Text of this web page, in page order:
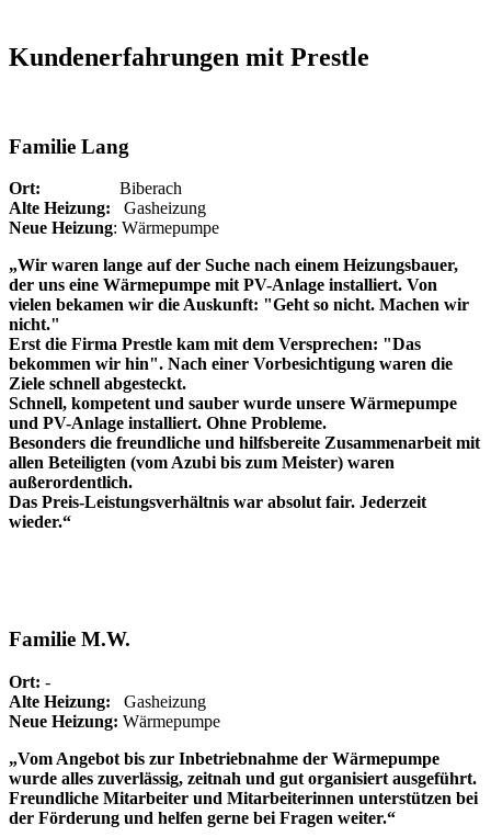
Kundenerfahrungen mit Prestle
Familie Lang
Ort: Biberach
Alte Heizung: Gasheizung
Neue Heizung: Wärmepumpe
„Wir waren lange auf der Suche nach einem Heizungsbauer,
der uns eine Wärmepumpe mit PV-Anlage installiert. Von
vielen bekamen wir die Auskunft: "Geht so nicht. Machen wir
nicht."
Erst die Firma Prestle kam mit dem Versprechen: "Das
bekommen wir hin". Nach einer Vorbesichtigung waren die
Ziele schnell abgesteckt.
Schnell, kompetent und sauber wurde unsere Wärmepumpe
und PV-Anlage installiert. Ohne Probleme.
Besonders die freundliche und hilfsbereite Zusammenarbeit mit
allen Beteiligten (vom Azubi bis zum Meister) waren
außerordentlich.
Das Preis-Leistungsverhältnis war absolut fair. Jederzeit
wieder.“
Familie M.W.
Ort: -
Alte Heizung: Gasheizung
Neue Heizung: Wärmepumpe
„Vom Angebot bis zur Inbetriebnahme der Wärmepumpe
wurde alles zuverlässig, zeitnah und gut organisiert ausgeführt.
Freundliche Mitarbeiter und Mitarbeiterinnen unterstützen bei
der Förderung und helfen gerne bei Fragen weiter.“